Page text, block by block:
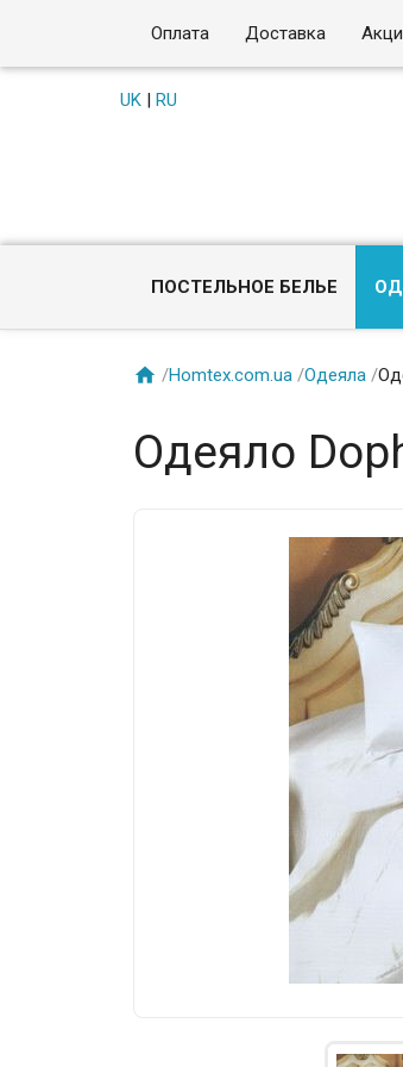
Оплата Доставка
UK| RU
ПОСТЕЛЬНОЕ БЕЛЬЕ
 /Homtex.com.ua /Одеяла /
Одеяло